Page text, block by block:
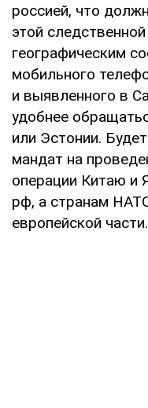
россией, что
этой
географическим
мобильного
и выявленного в
удобнее
или Эстонии.
мандат на
операции Китаю и
рф, а странам
европейской части.